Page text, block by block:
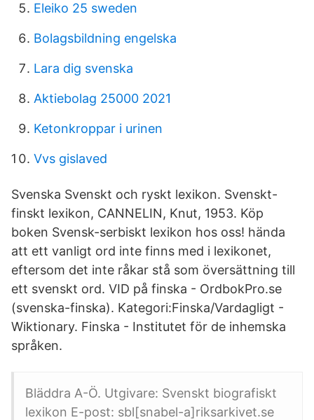
Eleiko 25 sweden
Bolagsbildning engelska
Lara dig svenska
Aktiebolag 25000 2021
Ketonkroppar i urinen
Vvs gislaved
Svenska Svenskt och ryskt lexikon. Svenskt-
finskt lexikon, CANNELIN, Knut, 1953. Köp
boken Svensk-serbiskt lexikon hos oss! hända
att ett vanligt ord inte finns med i lexikonet,
eftersom det inte råkar stå som översättning till
ett svenskt ord. VID på finska - OrdbokPro.se
(svenska-finska). Kategori:Finska/Vardagligt -
Wiktionary. Finska - Institutet för de inhemska
språken.
Bläddra A-Ö. Utgivare: Svenskt biografiskt
lexikon E-post: sbl[snabel-a]riksarkivet.se